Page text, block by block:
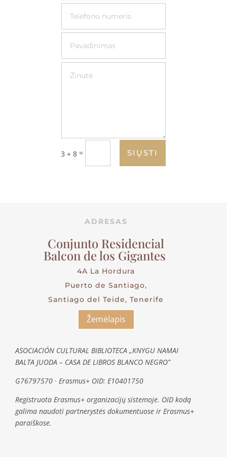
3 + 8 = SIŲSTI
ADRESAS
Conjunto Residencial
Balcon de los Gigantes
4A La Hordura
Puerto de Santiago,
Santiago del Teide, Tenerife
Žemėlapis
ASOCIACIÓN CULTURAL BIBLIOTECA „KNYGU NAMAI
BALTA JUODA – CASA DE LIBROS BLANCO NEGRO”
G76797570 · Erasmus+ OID: E10401750
Registruota Erasmus+ organizacijų sistemoje. OID kodą
galima naudoti partnerystės dokumentuose ir Erasmus+
paraiškose.